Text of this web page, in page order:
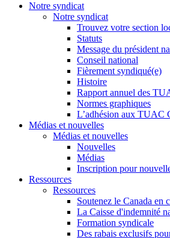
Notre syndicat
Notre syndicat
Trouvez votre section
Statuts
Message du président
Conseil national
Fièrement syndiqué(e)
Histoire
Rapport annuel des
Normes graphiques
L’adhésion aux TUAC
Médias et nouvelles
Médias et nouvelles
Nouvelles
Médias
Inscription pour
Ressources
Ressources
Soutenez le Canada en
La Caisse d'indemnité
Formation syndicale
Des rabais exclusifs